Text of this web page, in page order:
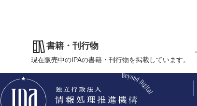
書籍・刊行物
現在販売中のIPAの書籍・刊行物を掲載しています。